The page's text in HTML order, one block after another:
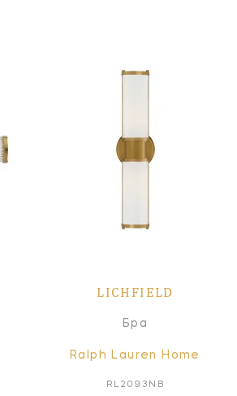
LICHFIELD
Бра
Ralph Lauren Home
RL2093NB